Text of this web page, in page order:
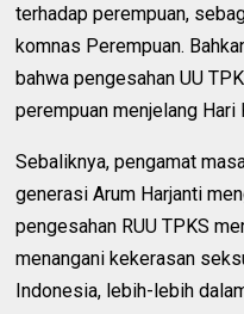
terhadap perempuan,
komnas Perempuan.
bahwa pengesahan UU
perempuan menjelang
Sebaliknya, pengamat
generasi Arum Harjanti
pengesahan RUU TPKS
menangani kekerasan
Indonesia, lebih-lebih